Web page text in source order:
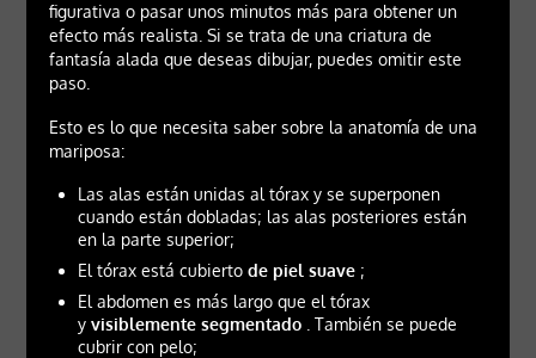
figurativa o pasar unos minutos más para obtener un
efecto más realista. Si se trata de una criatura de
fantasía alada que deseas dibujar, puedes omitir este
paso.
Esto es lo que necesita saber sobre la anatomía de una
mariposa:
Las alas están unidas al tórax y se superponen
cuando están dobladas; las alas posteriores están
en la parte superior;
El tórax está cubierto de piel suave;
El abdomen es más largo que el tórax
y visiblemente segmentado. También se puede
cubrir con pelo;